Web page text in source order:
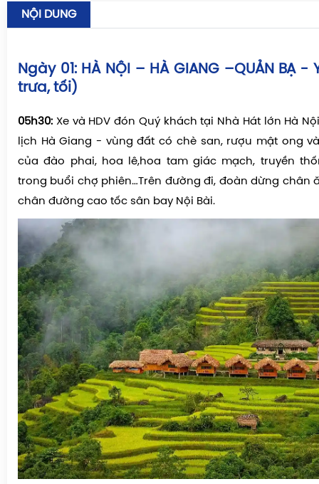
NỘI DUNG
Ngày 01: HÀ NỘI – HÀ GIANG –QUẢN BẠ -
trưa, tối)
05h30: Xe và HDV đón Quý khách tại Nhà Hát lớn Hà
lịch Hà Giang - vùng đất có chè san, rượu mật ong
của đào phai, hoa lê,hoa tam giác mạch, truyền
trong buổi chợ phiên…Trên đường đi, đoàn dừng chân
chân đường cao tốc sân bay Nội Bài.